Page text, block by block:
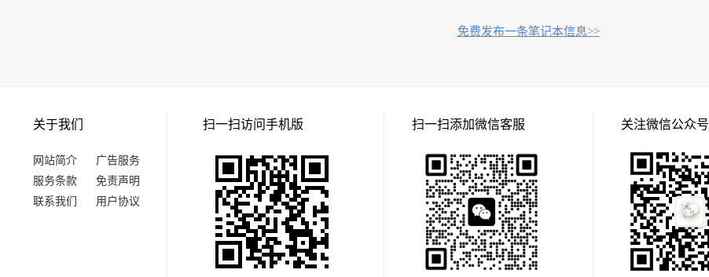
免费发布一条笔记本信息>>
关于我们
网站简介
广告服务
服务条款
免责声明
联系我们
用户协议
扫一扫访问手机版 扫一扫添加微信客服 关注微信公众号